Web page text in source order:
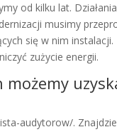
od kilku lat.
musimy
się w nim
zużycie energii.
audytorow/.